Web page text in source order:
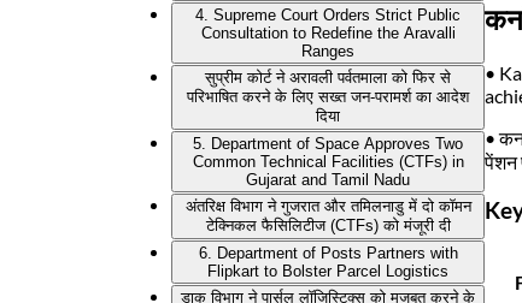
4. Supreme Court Orders Strict Public
Consultation to Redefine the Aravalli
Ranges
सुप्रीम कोर्ट ने अरावली पर्वतमाला को फिर से
परिभाषित करने के लिए सख्त जन-परामर्श का आदेश
दिया
5. Department of Space Approves Two
Common Technical Facilities (CTFs) in
Gujarat and Tamil Nadu
अंतरिक्ष विभाग ने गुजरात और तमिलनाडु में दो कॉमन
टेक्निकल फैसिलिटीज (CTFs) को मंजूरी दी
6. Department of Posts Partners with
Flipkart to Bolster Parcel Logistics
डाक विभाग ने पार्सल लॉजिस्टिक्स को मजबूत करने के
•
•
पेंशन